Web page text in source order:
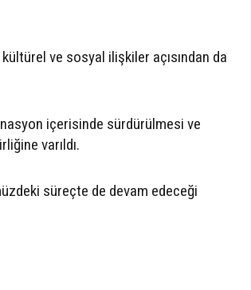
kültürel ve sosyal ilişkiler açısından da
içerisinde sürdürülmesi ve
varıldı.
süreçte de devam edeceği